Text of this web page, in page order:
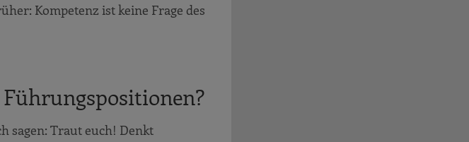
Kompetenz ist keine Frage des
sagen: Traut euch! Denkt